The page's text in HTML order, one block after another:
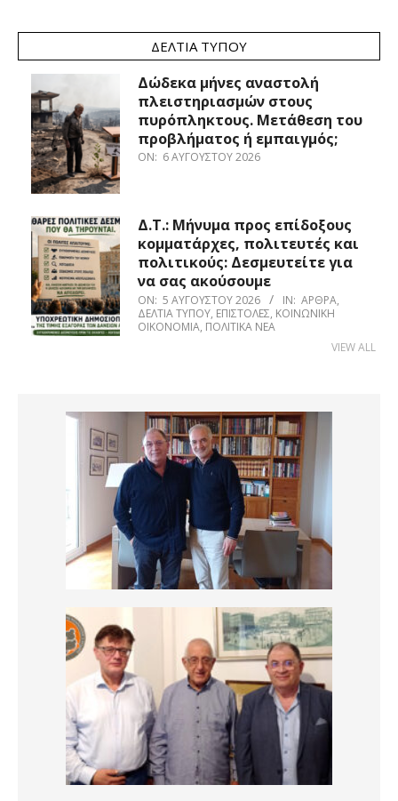
ΔΕΛΤΊΑ ΤΎΠΟΥ
Δώδεκα μήνες αναστολή
πλειστηριασμών στους
πυρόπληκτους. Μετάθεση του
προβλήματος ή εμπαιγμός;
ON: 6 ΑΥΓΟΎΣΤΟΥ 2026
Δ.Τ.: Μήνυμα προς επίδοξους
κομματάρχες, πολιτευτές και
πολιτικούς: Δεσμευτείτε για
να σας ακούσουμε
ON: 5 ΑΥΓΟΎΣΤΟΥ 2026 IN: ΆΡΘΡΑ,
ΔΕΛΤΊΑ ΤΎΠΟΥ, ΕΠΙΣΤΟΛΈΣ, ΚΟΙΝΩΝΙΚΉ
ΟΙΚΟΝΟΜΊΑ, ΠΟΛΙΤΙΚΆ ΝΈΑ
VIEW ALL